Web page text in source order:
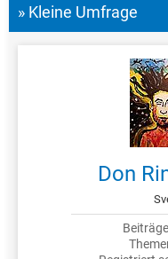
» Kleine Umfrage
Don